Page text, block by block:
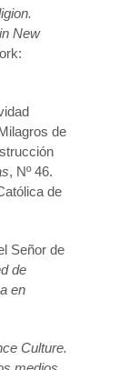
New
de
, Nº 46.
de
Señor de
de
en
Culture.